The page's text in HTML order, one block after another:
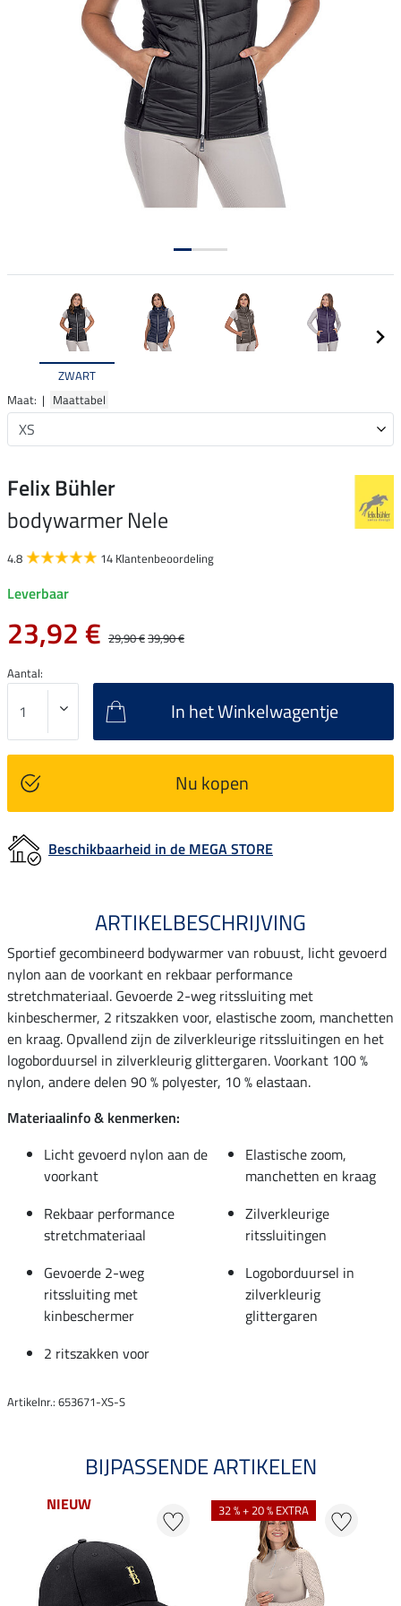
ZWART
Maat: | Maattabel
Felix Bühler
bodywarmer Nele
4.8 14 Klantenbeoordeling
Leverbaar
23,92 € 29,90 €39,90 €
Aantal:
In het Winkelwagentje
Nu kopen
Beschikbaarheid in de MEGA STORE
ARTIKELBESCHRIJVING
Sportief gecombineerd bodywarmer van robuust, licht gevoerd
nylon aan de voorkant en rekbaar performance
stretchmateriaal. Gevoerde 2-weg ritssluiting met
kinbeschermer, 2 ritszakken voor, elastische zoom, manchetten
en kraag. Opvallend zijn de zilverkleurige ritssluitingen en het
logoborduursel in zilverkleurig glittergaren. Voorkant 100 %
nylon, andere delen 90 % polyester, 10 % elastaan.
Materiaalinfo & kenmerken:
Licht gevoerd nylon aan de
voorkant
Elastische zoom,
manchetten en kraag
Rekbaar performance
stretchmateriaal
Zilverkleurige
ritssluitingen
Gevoerde 2-weg
ritssluiting met
kinbeschermer
Logoborduursel in
zilverkleurig
glittergaren
2 ritszakken voor
Artikelnr.: 653671-XS-S
BIJPASSENDE ARTIKELEN
NIEUW 32 % + 20 % EXTRA